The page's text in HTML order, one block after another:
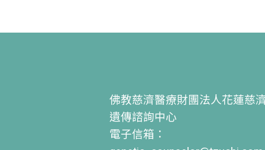
佛教慈濟醫療財團法人花蓮慈
遺傳諮詢中心
電子信箱：